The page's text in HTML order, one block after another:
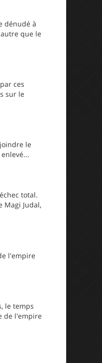
dénudé à
que le
ces
sur le
le
total.
Magi Judal,
l'empire
le temps
de l'empire